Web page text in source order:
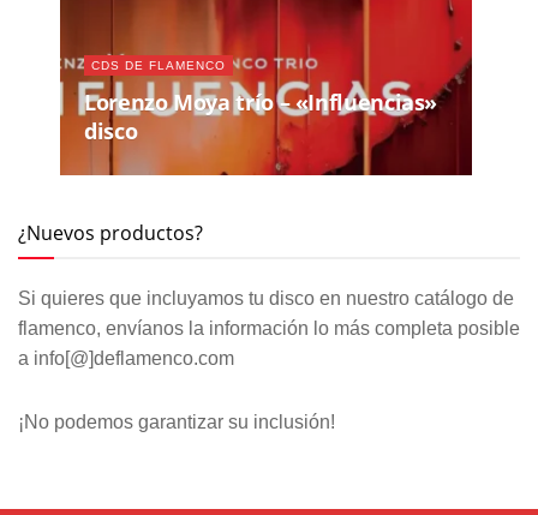
CDS DE FLAMENCO
Lorenzo Moya trío – «Influencias»
disco
¿Nuevos productos?
Si quieres que incluyamos tu disco en nuestro catálogo de
flamenco, envíanos la información lo más completa posible
a info[@]deflamenco.com
¡No podemos garantizar su inclusión!